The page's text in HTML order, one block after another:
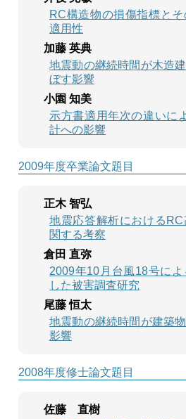
RC構造物の損傷指標と
適用性
加藤 英典
地震動の継続時間が木造
ぼす影響
小園 知美
示方書適用年次の違いに
計への影響
2009年度卒業論文題目
正木 智弘
地震応答解析における
関する考察
倉田 直弥
2009年10月台風18号に
した被害調査研究
尾藤 恒太
地震動の継続時間が建築
影響
2008年度修士論文題目
佐藤 直樹